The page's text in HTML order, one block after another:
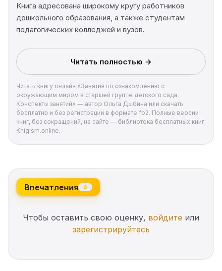
Книга адресована широкому кругу работников
дошкольного образования, а также студентам
педагогических колледжей и вузов.
Читать полностью →
Читать книгу онлайн «Занятия по ознакомлению с
окружающим миром в старшей группе детского сада.
Конспекты занятий» — автор Ольга Дыбина или скачать
бесплатно и без регистрации в формате fb2. Полные версии
книг, без сокращений, на сайте — библиотека бесплатных книг
Knigism.online.
Впечатления 0
Чтобы оставить свою оценку, войдите или
зарегистрируйтесь